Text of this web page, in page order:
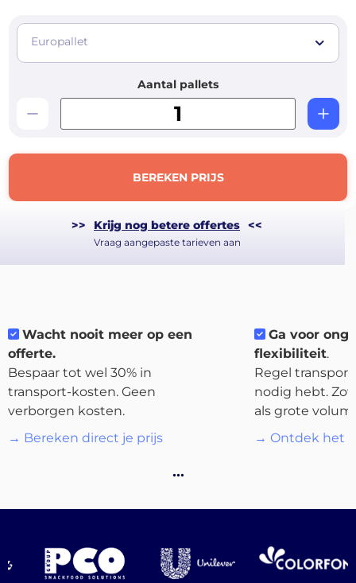
About
the
platform
Bestemmingen
Europallet
Aantal pallets
BEREKEN PRIJS
>> Krijg nog betere offertes <<
Vraag aangepaste tarieven aan
Wacht nooit meer op een
offerte.
Bespaar tot wel 30% in
transport-kosten. Geen
verborgen kosten.
→ Bereken direct je prijs
Ga voor
flexibiliteit.
Regel
nodig hebt.
als grote
→ Ontdek het
…